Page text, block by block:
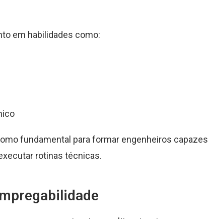
em habilidades como:
fundamental para formar engenheiros capazes
rotinas técnicas.